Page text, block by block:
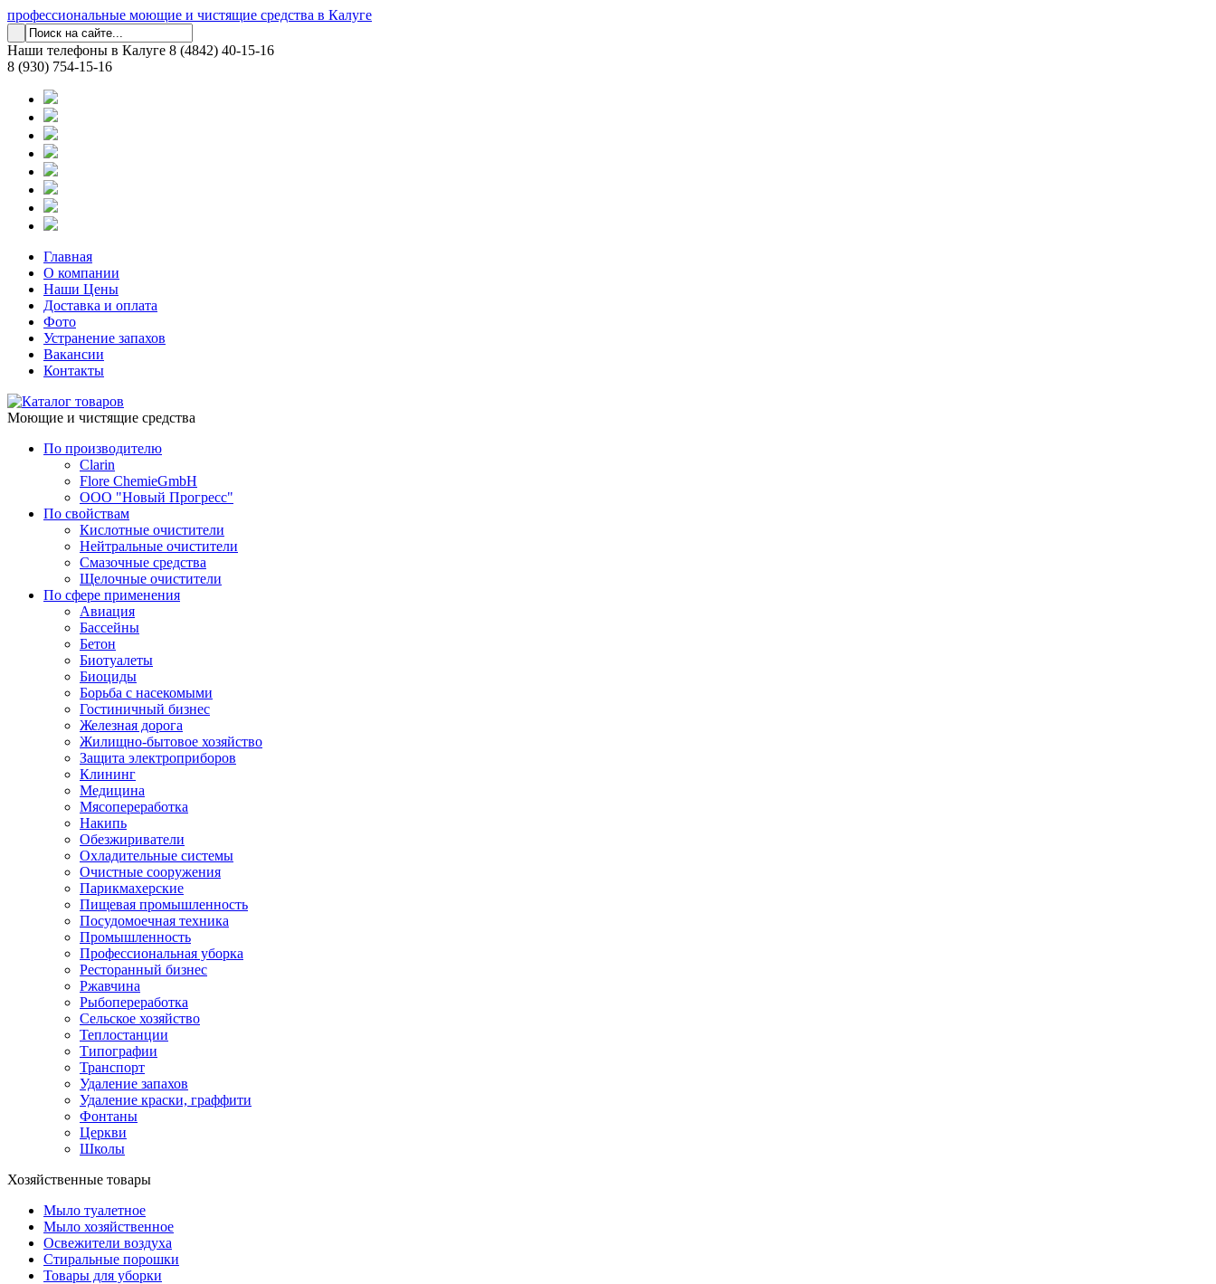
профессиональные моющие и чистящие средства в Калуге
Наши телефоны в Калуге 8 (4842) 40-15-16
8 (930) 754-15-16
Главная
О компании
Наши Цены
Доставка и оплата
Фото
Устранение запахов
Вакансии
Контакты
Моющие и чистящие средства
По производителю
Clarin
Flore ChemieGmbH
ООО "Новый Прогресс"
По свойствам
Кислотные очистители
Нейтральные очистители
Смазочные средства
Щелочные очистители
По сфере применения
Авиация
Бассейны
Бетон
Биотуалеты
Биоциды
Борьба с насекомыми
Гостиничный бизнес
Железная дорога
Жилищно-бытовое хозяйство
Защита электроприборов
Клининг
Медицина
Мясопереработка
Накипь
Обезжириватели
Охладительные системы
Очистные сооружения
Парикмахерские
Пищевая промышленность
Посудомоечная техника
Промышленность
Профессиональная уборка
Ресторанный бизнес
Ржавчина
Рыбопереработка
Сельское хозяйство
Теплостанции
Типографии
Транспорт
Удаление запахов
Удаление краски, граффити
Фонтаны
Церкви
Школы
Хозяйственные товары
Мыло туалетное
Мыло хозяйственное
Освежители воздуха
Стиральные порошки
Товары для уборки